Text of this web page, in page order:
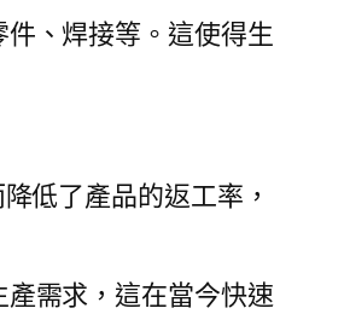
、焊接等。這使得生
低了產品的返工率，
需求，這在當今快速